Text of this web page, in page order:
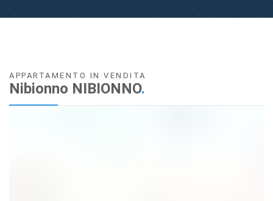
APPARTAMENTO IN VENDITA
Nibionno NIBIONNO.